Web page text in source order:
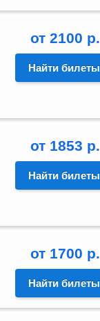
от 2100 р.
Найти билеты
от 1853 р.
Найти билеты
от 1700 р.
Найти билеты